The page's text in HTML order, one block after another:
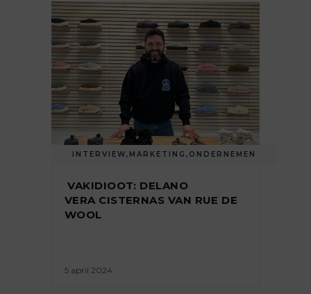
INTERVIEW, MARKETING , ONDERNEMEN
VAKIDIOOT: DELANO
VERA CISTERNAS VAN RUE DE
WOOL
5 april 2024